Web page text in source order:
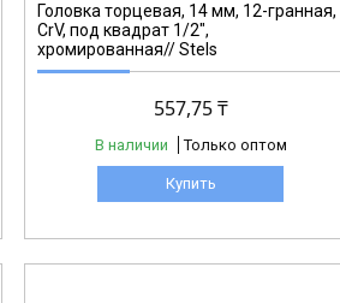
Головка торцевая, 14 мм, 12-гранная,
CrV, под квадрат 1/2",
хромированная// Stels
557,75 ₸
В наличии Только оптом
Купить